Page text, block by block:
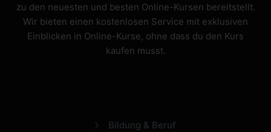
zu den neuesten und besten Online-Kursen bereitstellt.
Wir bieten einen kostenlosen Service mit exklusiven
Einblicken in Online-Kurse, ohne dass du den Kurs
kaufen musst.
Bildung & Beruf